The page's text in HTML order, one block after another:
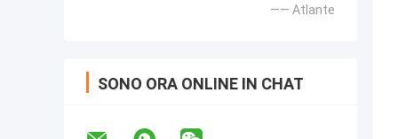
—— Atlante
SONO ORA ONLINE IN CHAT